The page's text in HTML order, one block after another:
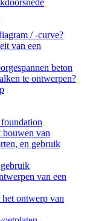
/ -curve?
van een
beton
te ontwerpen?
bouwen van
en gebruik
van een
ontwerp van